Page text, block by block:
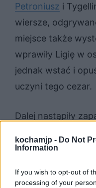
kochamjp - Do Not
Information
If you wish to opt-out of
processing of your
Petroniusz i
wiersze,
miejsce także
wprawiły Ligię w
jednak wstać i
uczyni tego cezar.
Dalej nastąpiły
niejaki Kroto ze
momentu już tylko
rozpustną orgię.